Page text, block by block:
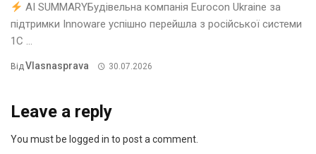
AI SUMMARYБудівельна компанія Eurocon Ukraine за
підтримки Innoware успішно перейшла з російської системи
1С ...
ВідVlasnasprava 30.07.2026
Leave a reply
You must be logged in to post a comment.